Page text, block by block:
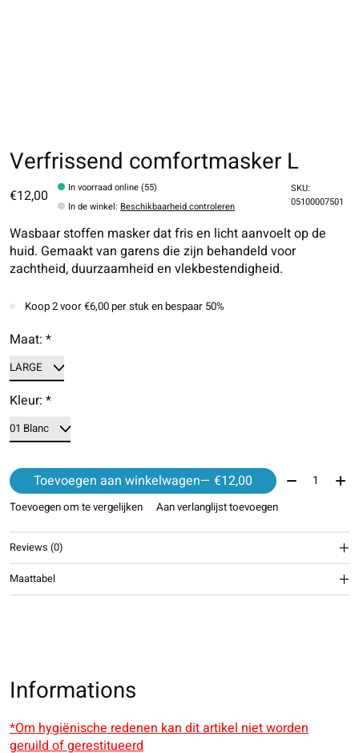
Verfrissend comfortmasker L
€12,00
In voorraad online (55)
In de winkel: Beschikbaarheid controleren
SKU:
05100007501
Wasbaar stoffen masker dat fris en licht aanvoelt op de
huid. Gemaakt van garens die zijn behandeld voor
zachtheid, duurzaamheid en vlekbestendigheid.
Koop 2 voor €6,00 per stuk en bespaar 50%
Maat: *
Kleur: *
Toevoegen aan winkelwagen — €12,00 Aantal:
Toevoegen om te vergelijken Aan verlanglijst toevoegen
Reviews (0)
Maattabel
Informations
*Om hygiënische redenen kan dit artikel niet worden
geruild of gerestitueerd